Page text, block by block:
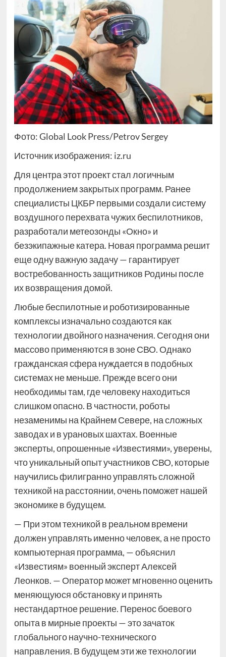
Фото: Global Look Press/Petrov Sergey
Источник изображения: iz.ru
Для центра этот проект стал логичным
продолжением закрытых программ. Ранее
специалисты ЦКБР первыми создали систему
воздушного перехвата чужих беспилотников,
разработали метеозонды «Окно» и
безэкипажные катера. Новая программа решит
еще одну важную задачу — гарантирует
востребованность защитников Родины после
их возвращения домой.
Любые беспилотные и роботизированные
комплексы изначально создаются как
технологии двойного назначения. Сегодня они
массово применяются в зоне СВО. Однако
гражданская сфера нуждается в подобных
системах не меньше. Прежде всего они
необходимы там, где человеку находиться
слишком опасно. В частности, роботы
незаменимы на Крайнем Севере, на сложных
заводах и в урановых шахтах. Военные
эксперты, опрошенные «Известиями», уверены,
что уникальный опыт участников СВО, которые
научились филигранно управлять сложной
техникой на расстоянии, очень поможет нашей
экономике в будущем.
— При этом техникой в реальном времени
должен управлять именно человек, а не просто
компьютерная программа, — объяснил
«Известиям» военный эксперт Алексей
Леонков. — Оператор может мгновенно оценить
меняющуюся обстановку и принять
нестандартное решение. Перенос боевого
опыта в мирные проекты — это зачаток
глобального научно-технического
направления. В будущем эти же технологии